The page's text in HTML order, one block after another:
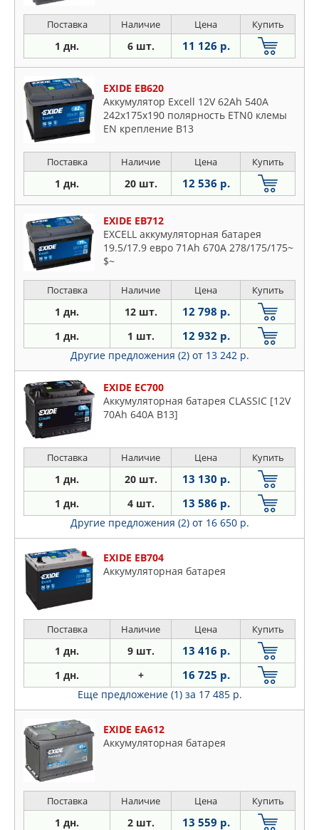
Поставка Наличие Цена Купить
1 дн. 6 шт. 11 126 р.
EXIDE EB620
Аккумулятор Excell 12V 62Ah 540A
242х175х190 полярность ETN0 клемы
EN крепление B13
Поставка Наличие Цена Купить
1 дн. 20 шт. 12 536 р.
EXIDE EB712
EXCELL аккумуляторная батарея
19.5/17.9 евро 71Ah 670A 278/175/175~
$~
Поставка Наличие Цена Купить
1 дн. 12 шт. 12 798 р.
1 дн. 1 шт. 12 932 р.
Другие предложения (2) от 13 242 р.
EXIDE EC700
Аккумуляторная батарея CLASSIC [12V
70Ah 640A B13]
Поставка Наличие Цена Купить
1 дн. 20 шт. 13 130 р.
1 дн. 4 шт. 13 586 р.
Другие предложения (2) от 16 650 р.
EXIDE EB704
Аккумуляторная батарея
Поставка Наличие Цена Купить
1 дн. 9 шт. 13 416 р.
1 дн. + 16 725 р.
Еще предложение (1) за 17 485 р.
EXIDE EA612
Аккумуляторная батарея
Поставка Наличие Цена Купить
1 дн. 2 шт. 13 559 р.